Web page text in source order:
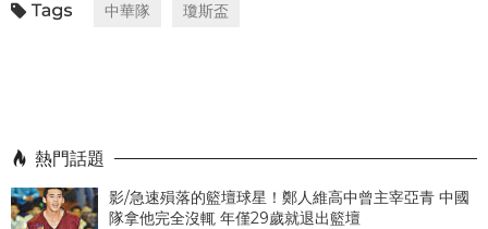
中華隊 瓊斯盃
熱門話題
影/急速殞落的籃壇球星！鄭人維高中曾主宰亞青 中國
隊拿他完全沒輒 年僅29歲就退出籃壇